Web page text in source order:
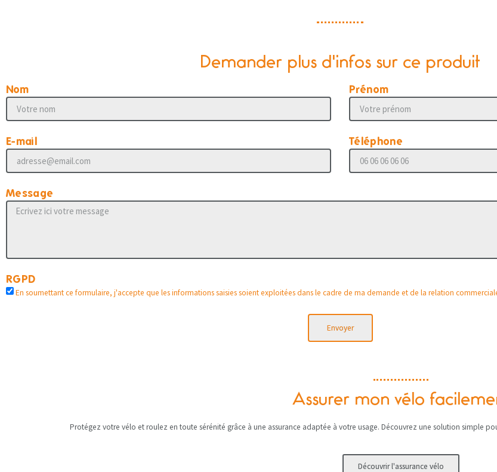
Demander plus d'infos sur ce produit
Nom Prénom
E-mail Téléphone
Message
RGPD
En soumettant ce formulaire, j'accepte que les informations saisies soient exploitées dans le cadre de ma demande et de la relation
Envoyer
Assurer mon vélo
Protégez votre vélo et roulez en toute sérénité grâce à une assurance adaptée à votre usage. Découvrez une solution simple
Découvrir l'assurance vélo